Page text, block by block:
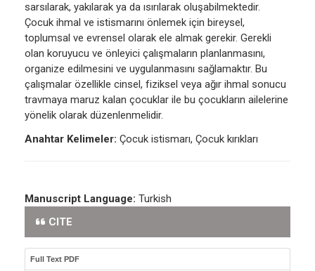
sarsılarak, yakılarak ya da ısırılarak oluşabilmektedir.
Çocuk ihmal ve istismarını önlemek için bireysel,
toplumsal ve evrensel olarak ele almak gerekir. Gerekli
olan koruyucu ve önleyici çalışmaların planlanmasını,
organize edilmesini ve uygulanmasını sağlamaktır. Bu
çalışmalar özellikle cinsel, fiziksel veya ağır ihmal sonucu
travmaya maruz kalan çocuklar ile bu çocukların ailelerine
yönelik olarak düzenlenmelidir.
Anahtar Kelimeler: Çocuk istismarı, Çocuk kırıkları
Manuscript Language: Turkish
CITE
Full Text PDF